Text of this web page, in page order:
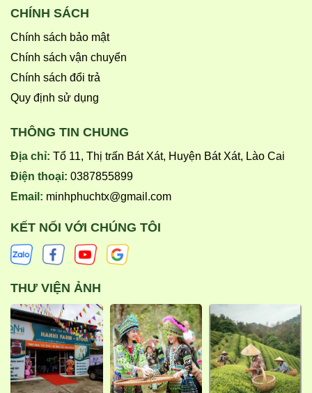
CHÍNH SÁCH
Chính sách bảo mật
Chính sách vận chuyển
Chính sách đổi trả
Quy định sử dụng
THÔNG TIN CHUNG
Địa chỉ: Tổ 11, Thị trấn Bát Xát, Huyện Bát Xát, Lào Cai
Điện thoại: 0387855899
Email: minhphuchtx@gmail.com
KẾT NỐI VỚI CHÚNG TÔI
THƯ VIỆN ẢNH